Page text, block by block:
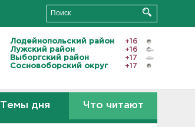
Лодейнопольский район
+16
Лужский район
+16
Выборгский район
+17
Сосновоборский округ
+17
Темы дня Что читают